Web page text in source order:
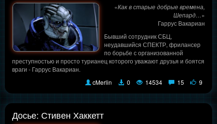
«Как в старые добрые времена,
Шепард…»
Гаррус Вакариан
Бывший сотрудник СБЦ,
неудавшийся СПЕКТР, фрилансер
по борьбе с организованной
преступностью и просто турианец которого уважают друзья и боятся
враги - Гаррус Вакариан.
cMerlin
0 14534 15 9
Досье: Стивен Хаккетт